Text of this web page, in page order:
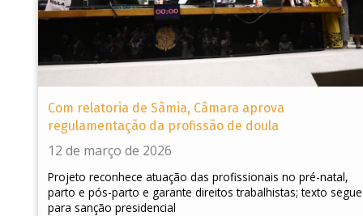
Com relatoria de Sâmia, Câmara aprova
regulamentação da profissão de doula
12 de março de 2026
Projeto reconhece atuação das profissionais no pré-natal,
parto e pós-parto e garante direitos trabalhistas; texto segue
para sanção presidencial